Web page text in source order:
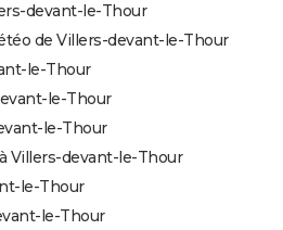
devant-le-Thour
de Villers-devant-le-Thour
le-Thour
le-Thour
le-Thour
Villers-devant-le-Thour
le-Thour
le-Thour